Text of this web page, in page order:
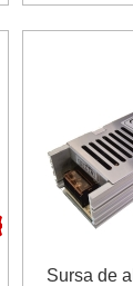
Sursa de